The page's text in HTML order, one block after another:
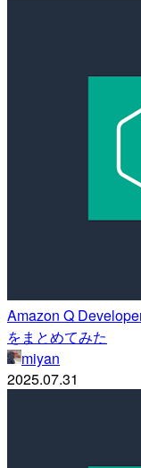
Amazon Q
をまとめてみた
miyan
2025.07.31